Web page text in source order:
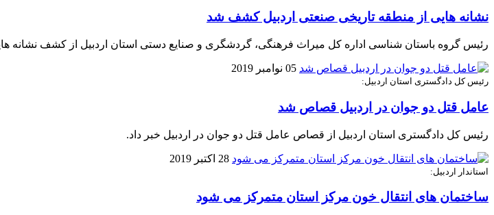
نشانه هایی از منطقه تاریخی صنعتی اردبیل کشف شد
رئیس گروه باستان شناسی اداره کل میراث فرهنگی، گردشگری و صنایع دستی استان اردبیل از کشف نشانه
05 نوامبر 2019
رئیس کل دادگستری استان اردبیل:
عامل قتل دو جوان در اردبیل قصاص شد
رئیس کل دادگستری استان اردبیل از قصاص عامل قتل دو جوان در اردبیل خبر داد.
28 اکتبر 2019
استاندار اردبیل:
ساختمان های انتقال خون مرکز استان متمرکز می شود